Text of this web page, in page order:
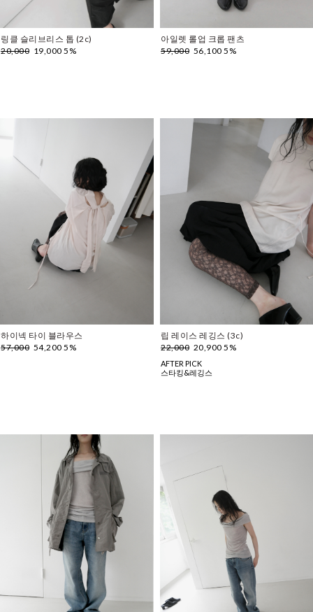
링클 슬리브리스 톱 (2c)
20,000 19,000 5%
아일렛 롤업 크롭 팬츠
59,000 56,100 5%
하이넥 타이 블라우스
57,000 54,200 5%
립 레이스 레깅스 (3c)
22,000 20,900 5%
AFTER PICK
스타킹&레깅스